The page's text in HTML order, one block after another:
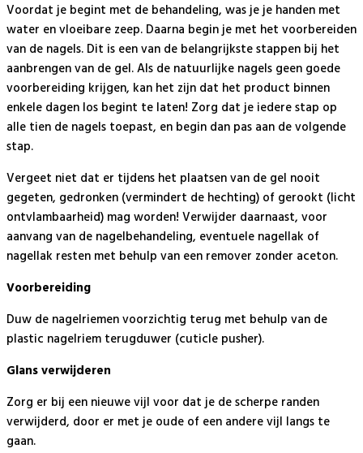
Voordat je begint met de behandeling, was je je handen met
water en vloeibare zeep. Daarna begin je met het voorbereiden
van de nagels. Dit is een van de belangrijkste stappen bij het
aanbrengen van de gel. Als de natuurlijke nagels geen goede
voorbereiding krijgen, kan het zijn dat het product binnen
enkele dagen los begint te laten! Zorg dat je iedere stap op
alle tien de nagels toepast, en begin dan pas aan de volgende
stap.
Vergeet niet dat er tijdens het plaatsen van de gel nooit
gegeten, gedronken (vermindert de hechting) of gerookt (licht
ontvlambaarheid) mag worden! Verwijder daarnaast, voor
aanvang van de nagelbehandeling, eventuele nagellak of
nagellak resten met behulp van een remover zonder aceton.
Voorbereiding
Duw de nagelriemen voorzichtig terug met behulp van de
plastic nagelriem terugduwer (cuticle pusher).
Glans verwijderen
Zorg er bij een nieuwe vijl voor dat je de scherpe randen
verwijderd, door er met je oude of een andere vijl langs te
gaan.